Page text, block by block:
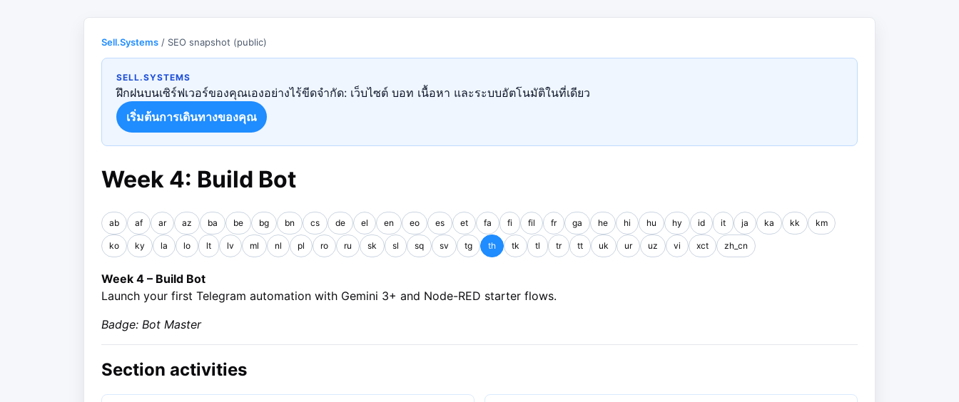
Sell.Systems / SEO snapshot (public)
SELL.SYSTEMS
ฝึกฝนบนเซิร์ฟเวอร์ของคุณเองอย่างไร้ขีดจำกัด: เว็บไซต์ บอท เนื้อหา และระบบอัตโนมัติในที่เดียว
เริ่มต้นการเดินทางของคุณ
Week 4: Build Bot
ab af ar az ba be bg bn cs de el en eo es et fa fi fil fr ga he hi hu hy id it ja ka kk km
ko ky la lo lt lv ml nl pl ro ru sk sl sq sv tg th tk tl tr tt uk ur uz vi xct zh_cn
Week 4 – Build Bot
Launch your first Telegram automation with Gemini 3+ and Node-RED starter flows.
Badge: Bot Master
Section activities